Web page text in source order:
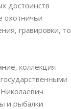
достоинств
охотничьи
гравировки, то
коллекция
и рыбалки